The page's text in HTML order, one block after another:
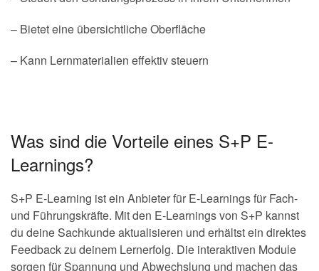
– Bietet eine übersichtliche Oberfläche
– Kann Lernmaterialien effektiv steuern
Was sind die Vorteile eines S+P E-
Learnings?
S+P E-Learning ist ein Anbieter für E-Learnings für Fach-
und Führungskräfte. Mit den E-Learnings von S+P kannst
du deine Sachkunde aktualisieren und erhältst ein direktes
Feedback zu deinem Lernerfolg. Die interaktiven Module
sorgen für Spannung und Abwechslung und machen das